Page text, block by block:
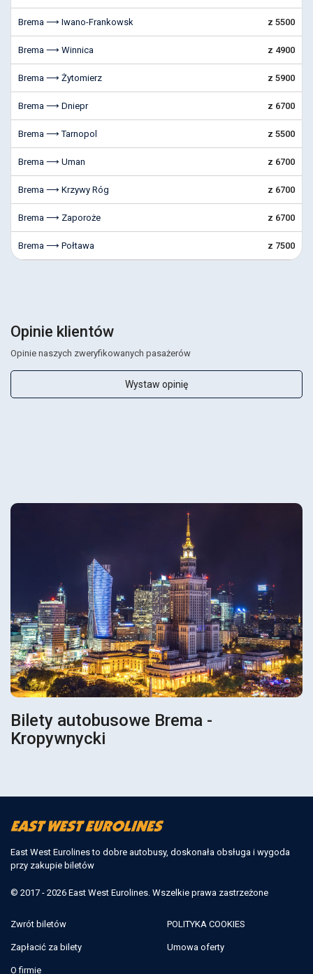
Brema ⟶ Iwano-Frankowsk z 5500
Brema ⟶ Winnica z 4900
Brema ⟶ Żytomierz z 5900
Brema ⟶ Dniepr z 6700
Brema ⟶ Tarnopol z 5500
Brema ⟶ Uman z 6700
Brema ⟶ Krzywy Róg z 6700
Brema ⟶ Zaporoże z 6700
Brema ⟶ Połtawa z 7500
Opinie klientów
Opinie naszych zweryfikowanych pasażerów
Wystaw opinię
Bilety autobusowe Brema -
Kropywnycki
East West Eurolines to dobre autobusy, doskonała obsługa i wygoda
przy zakupie biletów
© 2017 - 2026 East West Eurolines. Wszelkie prawa zastrzeżone
Zwrót biletów
Zapłacić za bilety
O firmie
POLITYKA COOKIES
Umowa oferty